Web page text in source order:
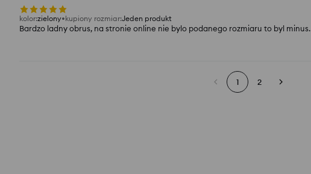
kolor:zielony kupiony rozmiar:Jeden produkt
Bardzo ladny obrus, na stronie online nie bylo podanego rozmiaru to byl minus.
1 2